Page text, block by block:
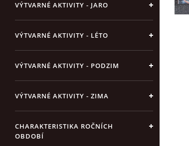
VÝTVARNÉ AKTIVITY - JARO
VÝTVARNÉ AKTIVITY - LÉTO
VÝTVARNÉ AKTIVITY - PODZIM
VÝTVARNÉ AKTIVITY - ZIMA
CHARAKTERISTIKA ROČNÍCH
OBDOBÍ